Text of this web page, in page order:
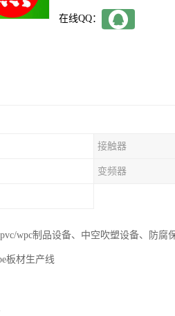
在线QQ：
接触器
变频器
wpc制品设备、中空吹塑设备、防
板材生产线